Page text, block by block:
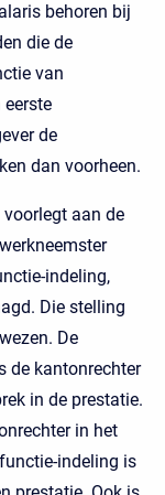
behoren bij
die de
van
eerste
de
dan voorheen.
aan de
indeling,
Die stelling
De
de kantonrechter
in de prestatie.
in het
indeling is